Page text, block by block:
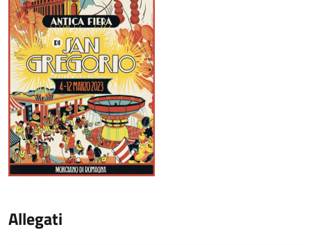
Allegati